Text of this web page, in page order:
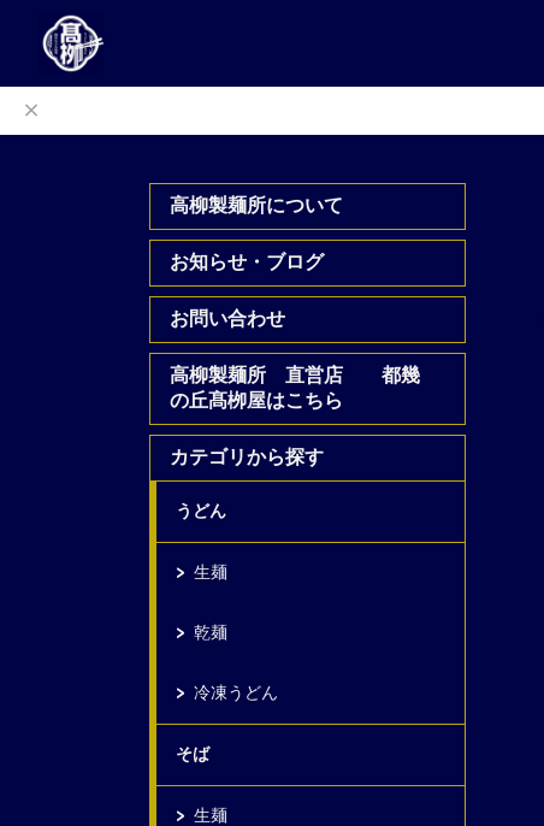
高柳製麺所について
お知らせ・ブログ
お問い合わせ
高柳製麺所 直営店 都幾
の丘髙栁屋はこちら
カテゴリから探す
うどん
生麺
乾麺
冷凍うどん
そば
生麺